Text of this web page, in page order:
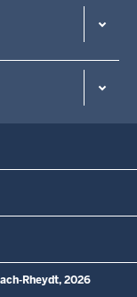
Rheydt, 2026